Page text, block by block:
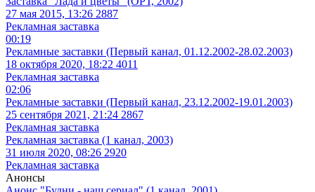
27 мая 2015, 13:26 2887
Рекламная заставка
00:19
Рекламные заставки (Первый канал, 01.12.2002-28.02.2003)
18 октября 2020, 18:22 4011
Рекламная заставка
02:06
Рекламные заставки (Первый канал, 23.12.2002-19.01.2003)
25 сентября 2021, 21:24 2867
Рекламная заставка
Рекламная заставка (1 канал, 2003)
31 июля 2020, 08:26 2920
Рекламная заставка
Анонсы